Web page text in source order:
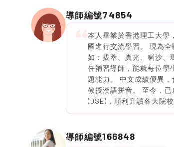
導師編號74854
本人畢業於香港理工大學
國進行交流學習。 現為
如：拔萃、真光、喇沙、
任補習導師，能就每位學
題能力。 中文成績優異
教授漢語拼音。 至今，
(DSE)，順利升讀各大院
導師編號166848